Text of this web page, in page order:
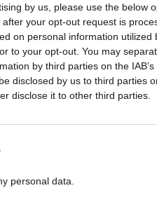
by us, please use the below
your opt-out request is
on personal information utilized
to your opt-out. You may
by third parties on the
disclosed by us to third parties
disclose it to other third parties.
personal data.
αστικές κυρώσεις,